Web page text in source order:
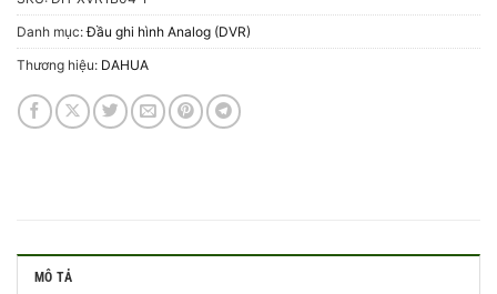
Danh mục:Đầu ghi hình Analog (DVR)
Thương hiệu: DAHUA
MÔ TẢ